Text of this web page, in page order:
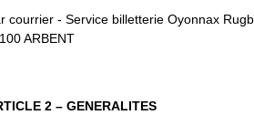
courrier - Service billetterie Oyonnax
ARBENT
2 – GENERALITES